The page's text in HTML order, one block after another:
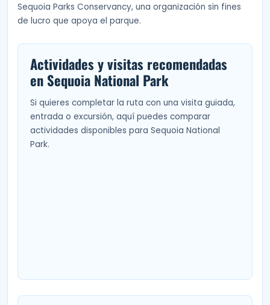
Sequoia Parks Conservancy, una organización sin fines
de lucro que apoya el parque.
Actividades y visitas recomendadas
en Sequoia National Park
Si quieres completar la ruta con una visita guiada,
entrada o excursión, aquí puedes comparar
actividades disponibles para Sequoia National
Park.